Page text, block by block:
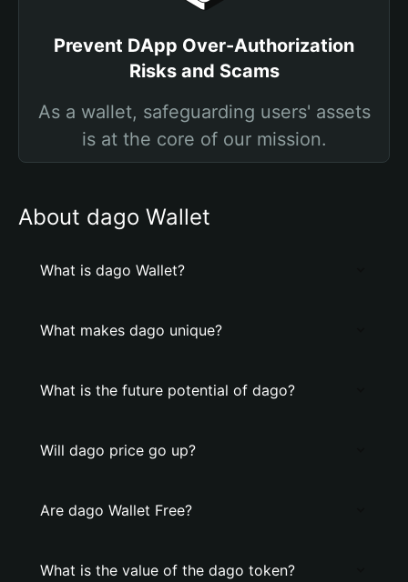
Prevent DApp Over-Authorization
Risks and Scams
As a wallet, safeguarding users' assets
is at the core of our mission.
About dago Wallet
What is dago Wallet?
What makes dago unique?
What is the future potential of dago?
Will dago price go up?
Are dago Wallet Free?
What is the value of the dago token?